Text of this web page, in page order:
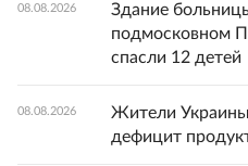
08.08.2026
Здание
подмосковном
спасли 12 детей
08.08.2026
Жители
дефицит